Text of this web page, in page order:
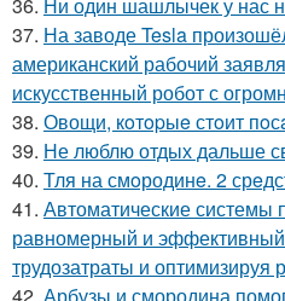
37. На заводе Tesla
американский рабочий
искусственный робот с
38. Овощи, кoтopыe стoит
39. Не люблю отдых дальше
40. Тля на смoродинe. 2
41. Автоматические системы
равномерный и
трудозатраты и оптимизируя
42. Арбузы и смородина